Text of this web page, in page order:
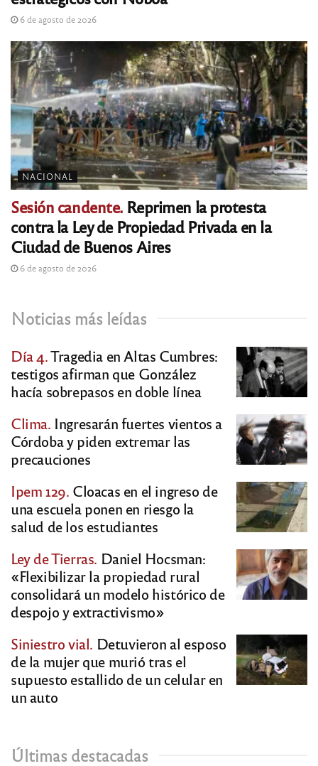
6 de agosto de 2026
NACIONAL
Sesión candente.Reprimen la protesta
contra la Ley de Propiedad Privada en la
Ciudad de Buenos Aires
6 de agosto de 2026
Noticias más leídas
Día 4.Tragedia en Altas Cumbres:
testigos afirman que González
hacía sobrepasos en doble línea
Clima. Ingresarán fuertes vientos a
Córdoba y piden extremar las
precauciones
Ipem 129. Cloacas en el ingreso de
una escuela ponen en riesgo la
salud de los estudiantes
Ley de Tierras. Daniel Hocsman:
«Flexibilizar la propiedad rural
consolidará un modelo histórico de
despojo y extractivismo»
Siniestro vial. Detuvieron al esposo
de la mujer que murió tras el
supuesto estallido de un celular en
un auto
Últimas destacadas